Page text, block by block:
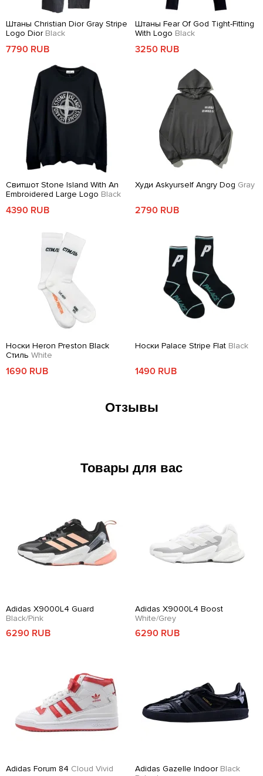
Штаны Christian Dior Gray Stripe
Logo Dior Black
7790 RUB
Штаны Fear Of God Tight-Fitting
With Logo Black
3250 RUB
Свитшот Stone Island With An
Embroidered Large Logo Black
4390 RUB
Худи Askyurself Angry Dog Gray
2790 RUB
Носки Heron Preston Black
Стиль White
1690 RUB
Носки Palace Stripe Flat Black
1490 RUB
Отзывы
Товары для вас
Adidas X9000L4 Guard
Black/Pink
6290 RUB
Adidas X9000L4 Boost
White/Grey
6290 RUB
Adidas Forum 84 Cloud Vivid Adidas Gazelle Indoor Black